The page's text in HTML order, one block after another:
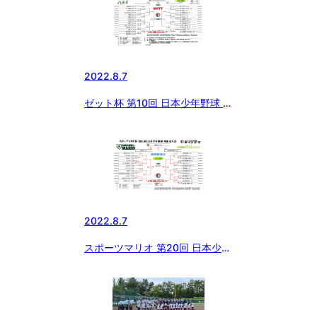
2022.8.7
ゼット杯 第10回 日本少年野球 八
2022.8.7
スポーツマリオ 第20回 日本少年
／決勝戦の結果